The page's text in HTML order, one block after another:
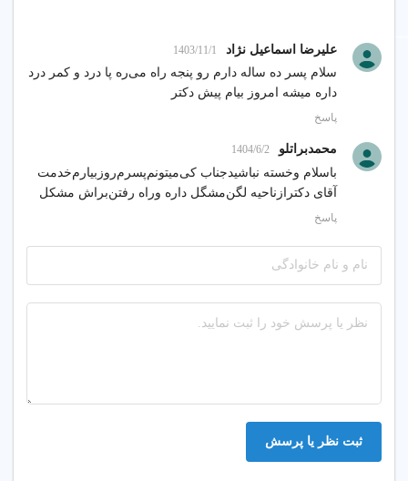
علیرضا اسماعیل نژاد 1403/11/1
سلام پسر ده ساله دارم رو پنجه راه می‌ره پا درد و کمر درد
داره میشه امروز بیام پیش دکتر
پاسخ
محمدبراتلو 1404/6/2
باسلام وخسته نباشید‌جناب کی‌میتونم‌پسرم‌روزبیارم‌خدمت
آقای دکترازناحیه لگن‌مشگل داره وراه رفتن‌براش مشکل
پاسخ
ثبت نظر یا پرسش